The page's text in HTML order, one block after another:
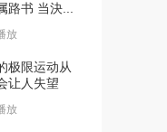
路书 当決...
放
极限运动从
让人失望
放